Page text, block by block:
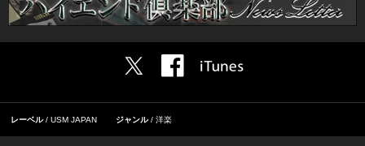
レーベル USM JAPAN ジャンル 洋楽